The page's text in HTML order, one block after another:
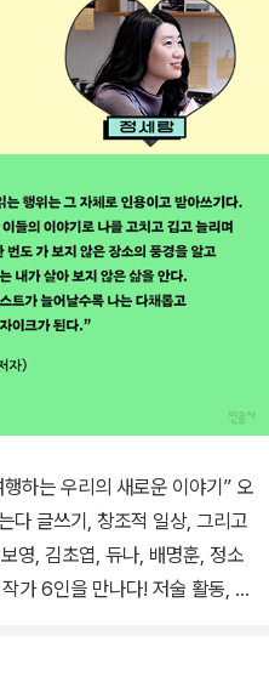
하는 우리의 새로운 이야기” 오
다 글쓰기, 창조적 일상, 그리고
만나다! 저술 활동, 비
듀나, 배명훈, 정소연, 정세랑 여